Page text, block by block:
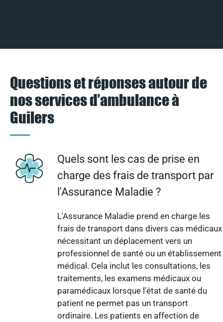
Questions et réponses autour de
nos services d’ambulance à
Guilers
Quels sont les cas de prise en
charge des frais de transport par
l'Assurance Maladie ?
L'Assurance Maladie prend en charge les
frais de transport dans divers cas médicaux
nécessitant un déplacement vers un
professionnel de santé ou un établissement
médical. Cela inclut les consultations, les
traitements, les examens médicaux ou
paramédicaux lorsque l'état de santé du
patient ne permet pas un transport
ordinaire. Les patients en affection de